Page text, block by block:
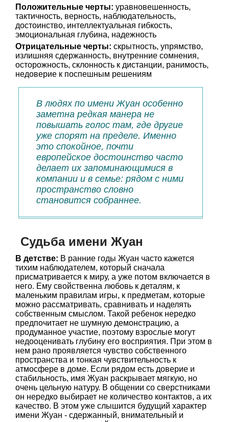
Положительные черты: уравновешенность,
тактичность, верность, наблюдательность,
достоинство, интеллектуальная гибкость,
эмоциональная глубина, надежность
Отрицательные черты: скрытность, упрямство,
излишняя сдержанность, внутренние сомнения,
осторожность, склонность к дистанции, ранимость,
недоверие к поспешным решениям
В людях по имени Жуан особенно
заметна редкая манера не
повышать голос там, где другие
уже спорят на пределе. Именно
это спокойное, почти
европейское достоинство часто
делает их запоминающимися в
компании и в семье: рядом с ними
пространство словно
становится собраннее.
Судьба имени Жуан
В детстве: В ранние годы Жуан часто кажется
тихим наблюдателем, который сначала
присматривается к миру, а уже потом включается в
него. Ему свойственна любовь к деталям, к
маленьким правилам игры, к предметам, которые
можно рассматривать, сравнивать и наделять
собственным смыслом. Такой ребенок нередко
предпочитает не шумную демонстрацию, а
продуманное участие, поэтому взрослые могут
недооценивать глубину его восприятия. При этом в
нем рано проявляется чувство собственного
пространства и тонкая чувствительность к
атмосфере в доме. Если рядом есть доверие и
стабильность, имя Жуан раскрывает мягкую, но
очень цельную натуру. В общении со сверстниками
он нередко выбирает не количество контактов, а их
качество. В этом уже слышится будущий характер
имени Жуан - сдержанный, внимательный и